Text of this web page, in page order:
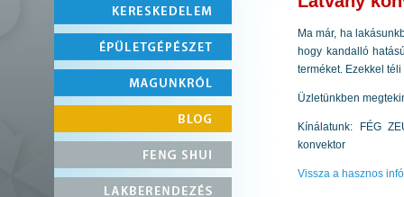
Ma már, ha
hogy kandalló
terméket. Ezekkel
Üzletünkben
Kínálatunk: FÉG
konvektor
Vissza a hasznos